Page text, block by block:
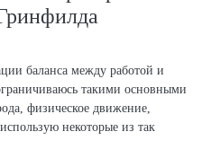
баланса между работой и
такими основными
физическое движение,
некоторые из так